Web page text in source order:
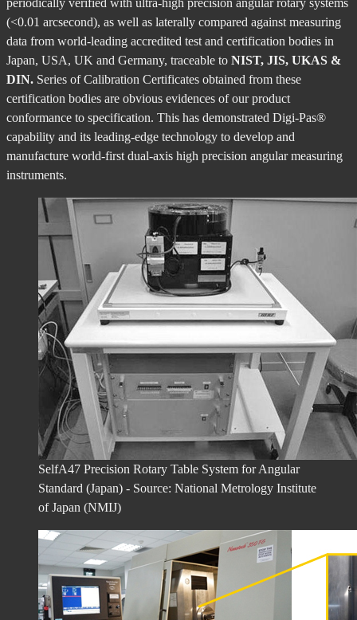
(<0.01 arcsecond), as well as laterally compared against measuring
data from world-leading accredited test and certification bodies in
Japan, USA, UK and Germany, traceable to NIST, JIS, UKAS &
DIN. Series of Calibration Certificates obtained from these
certification bodies are obvious evidences of our product
conformance to specification. This has demonstrated Digi-Pas®
capability and its leading-edge technology to develop and
manufacture world-first dual-axis high precision angular measuring
instruments.
SelfA47 Precision Rotary Table System for Angular
Standard (Japan) - Source: National Metrology Institute
of Japan (NMIJ)